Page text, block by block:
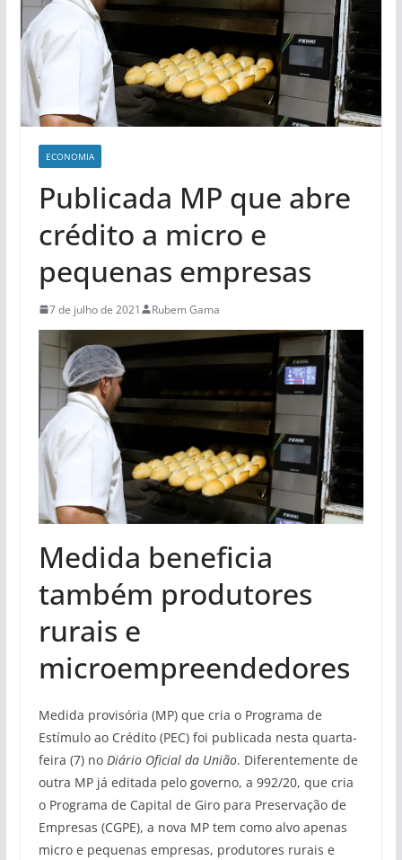
ECONOMIA
Publicada MP que abre
crédito a micro e
pequenas empresas
7 de julho de 2021 Rubem Gama
Medida beneficia
também produtores
rurais e
microempreendedores
Medida provisória (MP) que cria o Programa de
Estímulo ao Crédito (PEC) foi publicada nesta quarta-
feira (7) no Diário Oficial da União. Diferentemente de
outra MP já editada pelo governo, a 992/20, que cria
o Programa de Capital de Giro para Preservação de
Empresas (CGPE), a nova MP tem como alvo apenas
micro e pequenas empresas, produtores rurais e